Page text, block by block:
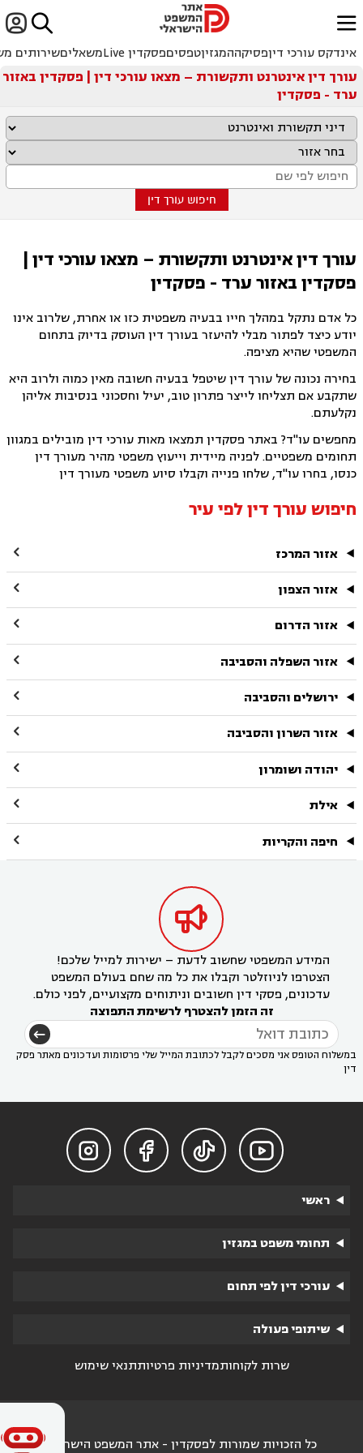

ﱐ
אינדקס עורכי דיןפסיקההמגזיןטפסיםפסקדין Live משאליםשירותים
עורך דין אינטרנט ותקשורת – מצאו עורכי דין | פסקדין באזור
ערד - פסקדין
חיפוש עורך דין
עורך דין אינטרנט ותקשורת – מצאו עורכי דין |
פסקדין באזור ערד - פסקדין
כל אדם נתקל במהלך חייו בבעיה משפטית כזו או אחרת, שלרוב אינו
יודע כיצד לפתור מבלי להיעזר בעורך דין העוסק בדיוק בתחום
המשפטי שהיא מציפה.
בחירה נכונה של עורך דין שיטפל בבעיה חשובה מאין כמוה ולרוב היא
שתקבע אם תצליחו לייצר פתרון טוב, יעיל וחסכוני בנסיבות אליהן
נקלעתם.
מחפשים עו"ד? באתר פסקדין תמצאו מאות עורכי דין מובילים במגוון
תחומים משפטיים. לפניה מיידית וייעוץ משפטי מהיר מעורך דין
כנסו, בחרו עו"ד, שלחו פנייה וקבלו סיוע משפטי מעורך דין
חיפוש עורך דין לפי עיר
אזור המרכז 
אזור הצפון 
אזור הדרום 
אזור השפלה והסביבה 
ירושלים והסביבה 
אזור השרון והסביבה 
יהודה ושומרון 
אילת 
חיפה והקריות 

המידע המשפטי שחשוב לדעת – ישירות למייל שלכם!
הצטרפו לניוזלטר וקבלו את כל מה שחם בעולם המשפט
עדכונים, פסקי דין חשובים וניתוחים מקצועיים, לפני כולם.
זה הזמן להצטרף לרשימת התפוצה
במשלוח הטופס אני מסכים לקבל לכתובת המייל שלי פרסומות ועדכונים מאתר פסק
דין




ראשי
תחומי משפט במגזין
עורכי דין לפי תחום
שיתופי פעולה
שרות לקוחותמדיניות פרטיותתנאי שימוש
כל הזכויות שמורות לפסקדין - אתר המשפט הישראלי